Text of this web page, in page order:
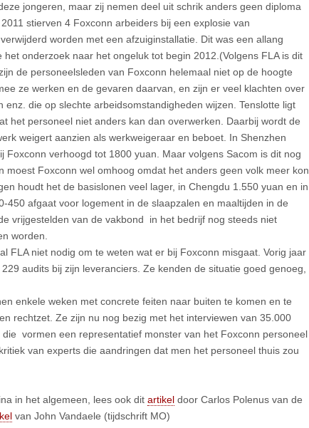
jongeren, maar zij nemen deel uit schrik anders geen diploma
stierven 4 Foxconn arbeiders bij een explosie van
worden met een afzuiginstallatie. Dit was een allang
onderzoek naar het ongeluk tot begin 2012.(Volgens FLA is dit
de personeelsleden van Foxconn helemaal niet op de hoogte
ze werken en de gevaren daarvan, en zijn er veel klachten over
enz. die op slechte arbeidsomstandigheden wijzen. Tenslotte ligt
het personeel niet anders kan dan overwerken. Daarbij wordt de
weigert aanzien als werkweigeraar en beboet. In Shenzhen
Foxconn verhoogd tot 1800 yuan. Maar volgens Sacom is dit nog
moest Foxconn wel omhoog omdat het anders geen volk meer kon
houdt het de basislonen veel lager, in Chengdu 1.550 yuan en in
450 afgaat voor logement in de slaapzalen en maaltijden in de
vrijgestelden van de vakbond in het bedrijf nog steeds niet
worden.
FLA niet nodig om te weten wat er bij Foxconn misgaat. Vorig jaar
audits bij zijn leveranciers. Ze kenden de situatie goed genoeg,
enkele weken met concrete feiten naar buiten te komen en te
rechtzet. Ze zijn nu nog bezig met het interviewen van 35.000
vormen een representatief monster van het Foxconn personeel
van experts die aandringen dat men het personeel thuis zou
in het algemeen, lees ook dit artikel door Carlos Polenus van de
van John Vandaele (tijdschrift MO)